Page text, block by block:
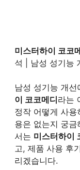
미스터하이 코코
석 | 남성 성기능
남성 성기능 개
이 코코메디 라는
정작 어떻게 사
용은 없는지 궁금
서는 미스터하이
고, 제품 사용 후
리겠습니다.